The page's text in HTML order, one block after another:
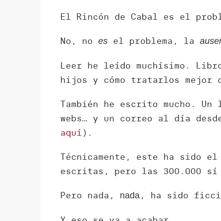
El Rincón de Cabal es el
No, noes el problema, la
Leer he leído muchísimo.
hijos y cómo tratarlos
También he escrito mucho.
webs… y un correo al día
aquí ).
Técnicamente, este ha sido
escritas, pero las 300.000 sí
Pero nada, nada , ha sido